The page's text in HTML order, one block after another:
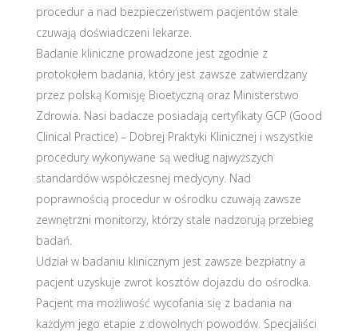
procedur a nad bezpieczeństwem pacjentów stale
czuwają doświadczeni lekarze.
Badanie kliniczne prowadzone jest zgodnie z
protokołem badania, który jest zawsze zatwierdzany
przez polską Komisję Bioetyczną oraz Ministerstwo
Zdrowia. Nasi badacze posiadają certyfikaty GCP (Good
Clinical Practice) – Dobrej Praktyki Klinicznej i wszystkie
procedury wykonywane są według najwyższych
standardów współczesnej medycyny. Nad
poprawnością procedur w ośrodku czuwają zawsze
zewnętrzni monitorzy, którzy stale nadzorują przebieg
badań.
Udział w badaniu klinicznym jest zawsze bezpłatny a
pacjent uzyskuje zwrot kosztów dojazdu do ośrodka.
Pacjent ma możliwość wycofania się z badania na
każdym jego etapie z dowolnych powodów. Specjaliści